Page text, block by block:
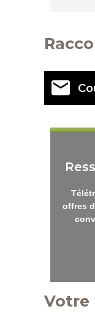
offres
Votre